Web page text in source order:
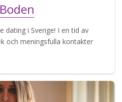
dating i Sverige! I en tid av
och meningsfulla kontakter